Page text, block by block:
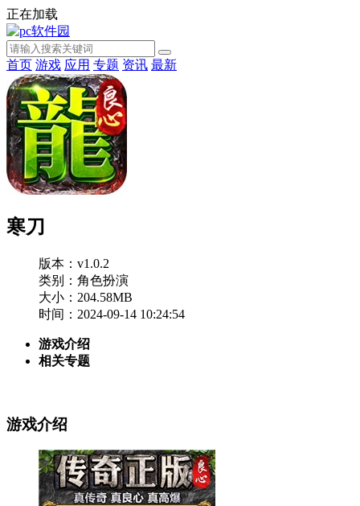
正在加载
首页 游戏 应用 专题 资讯 最新
寒刀
版本：v1.0.2
类别：角色扮演
大小：204.58MB
时间：2024-09-14 10:24:54
游戏介绍
相关专题
游戏介绍